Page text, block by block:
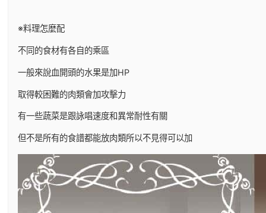
※料理怎麼配
不同的食材有各自的乘區
一般來說血開頭的水果是加HP
取得較困難的肉類會加攻擊力
有一些蔬菜是跟詠唱速度和異常耐性有關
但不是所有的食譜都能放肉類所以不見得可以加